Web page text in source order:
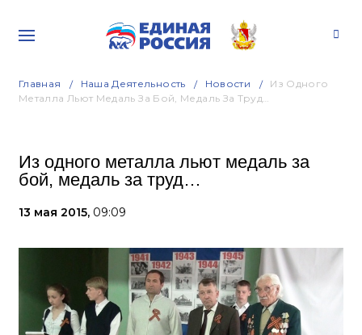
Главная Наша Деятельность Новости
Из Одного
Металла Льют Медаль За Бой, Медаль За Труд…
Из одного металла льют медаль за
бой, медаль за труд…
13 мая 2015, 09:09